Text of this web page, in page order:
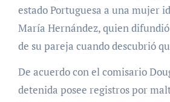
estado Portuguesa a una mujer
María Hernández, quien
de su pareja cuando descubrió
De acuerdo con el comisario
detenida posee registros por